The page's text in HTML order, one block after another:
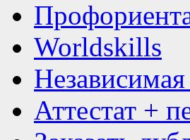
Worldskills
Аттестат +